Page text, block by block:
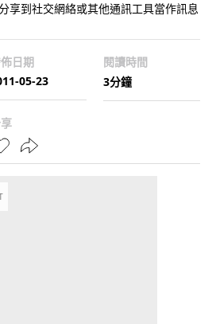
享到社交網絡或其他通訊工具當作訊息
日期
05-23
閱讀時間
3分鐘